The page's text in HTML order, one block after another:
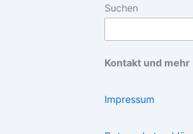
Suchen
Kontakt und mehr
Impressum